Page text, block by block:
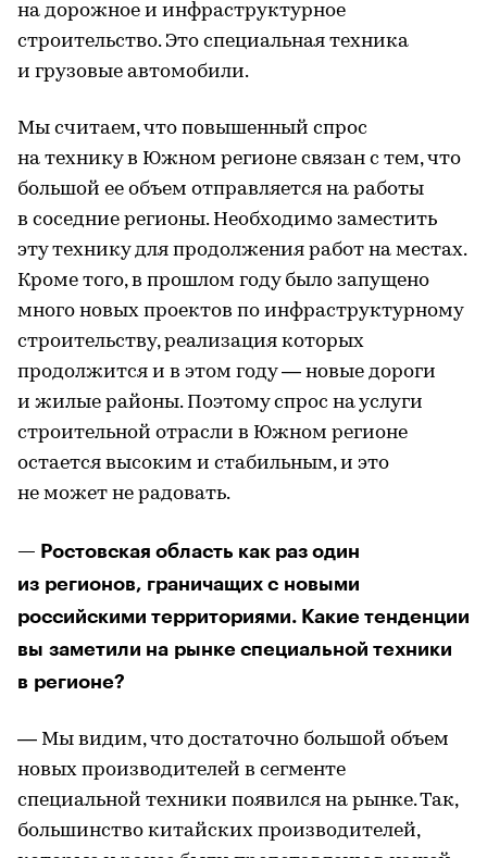
на дорожное и инфраструктурное
строительство. Это специальная техника
и грузовые автомобили.
Мы считаем, что повышенный спрос
на технику в Южном регионе связан с тем, что
большой ее объем отправляется на работы
в соседние регионы. Необходимо заместить
эту технику для продолжения работ на местах.
Кроме того, в прошлом году было запущено
много новых проектов по инфраструктурному
строительству, реализация которых
продолжится и в этом году — новые дороги
и жилые районы. Поэтому спрос на услуги
строительной отрасли в Южном регионе
остается высоким и стабильным, и это
не может не радовать.
— Ростовская область как раз один
из регионов, граничащих с новыми
российскими территориями. Какие тенденции
вы заметили на рынке специальной техники
в регионе?
— Мы видим, что достаточно большой объем
новых производителей в сегменте
специальной техники появился на рынке. Так,
большинство китайских производителей,